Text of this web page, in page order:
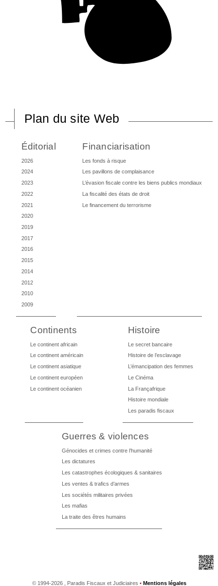
Plan du site Web
Éditorial
2026
2024
2023
2022
2021
2020
2019
2017
2016
2015
2014
2012
2010
2009
Financiarisation
Les fonds à risque
Les pavillons de complaisance
L’évasion fiscale contre les biens publics mondiaux
La fiscalité des états de droit
Le financement du terrorisme
Continents
Le continent africain
Le continent américain
Le continent asiatique
Le continent européen
Le continent océanien
Histoire
Le secret bancaire
Histoire de l’esclavage
L’émancipation des femmes
Le Cinéma
La Françafrique
Histoire mondiale
Les paradis fiscaux
Guerres & violences
Génocides et crimes contre l’humanité
Les dictatures
Les catastrophes écologiques & sanitaires
Les ventes & trafics d’armes
Les sociétés militaires privées
Les mafias
La traite des êtres humains
©1994-2026 , Paradis Fiscaux et Judiciaires • Mentions légales